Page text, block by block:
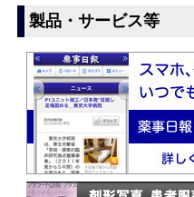
製品・サービス等